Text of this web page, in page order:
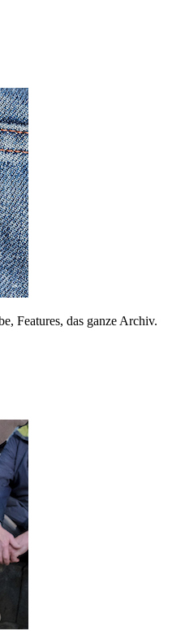
Features, das ganze Archiv.